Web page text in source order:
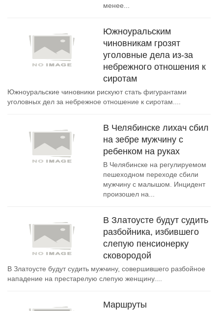
менее...
Южноуральским
чиновникам грозят
уголовные дела из-за
небрежного отношения к
сиротам
Южноуральские чиновники рискуют стать фигурантами
уголовных дел за небрежное отношение к сиротам....
В Челябинске лихач сбил
на зебре мужчину с
ребенком на руках
В Челябинске на регулируемом
пешеходном переходе сбили
мужчину с малышом. Инцидент
произошел на...
В Златоусте будут судить
разбойника, избившего
слепую пенсионерку
сковородой
В Златоусте будут судить мужчину, совершившего разбойное
нападение на престарелую слепую женщину....
Маршруты